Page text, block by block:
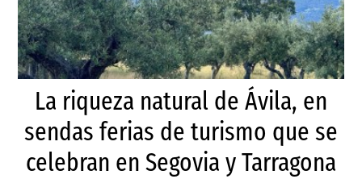
La riqueza natural de Ávila, en
sendas ferias de turismo que se
celebran en Segovia y Tarragona